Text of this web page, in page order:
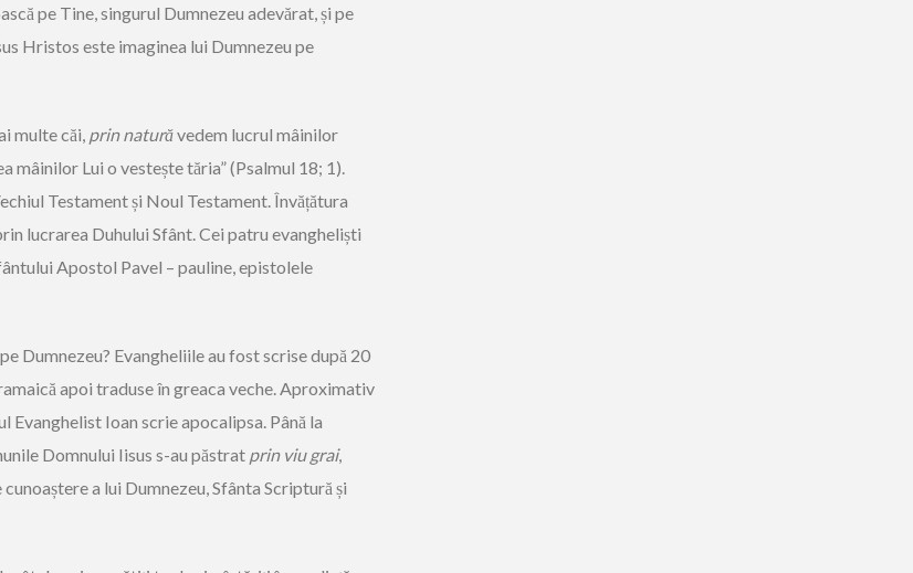
pe Tine, singurul Dumnezeu adevărat, și pe
Hristos este imaginea lui Dumnezeu pe
multe căi, prin naturăvedem lucrul mâinilor
mâinilor Lui o vestește tăria” (Psalmul 18; 1).
Testament și Noul Testament. Învățătura
lucrarea Duhului Sfânt. Cei patru evangheliști
Apostol Pavel – pauline, epistolele
Dumnezeu? Evangheliile au fost scrise după 20
apoi traduse în greaca veche. Aproximativ
Evanghelist Ioan scrie apocalipsa. Până la
Domnului Iisus s-au păstrat prin viu grai,
a lui Dumnezeu, Sfânta Scriptură și